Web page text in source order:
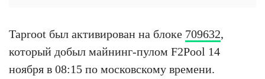
Taproot был активирован на блоке 709632,
который добыл майнинг-пулом F2Pool 14
ноября в 08:15 по московскому времени.